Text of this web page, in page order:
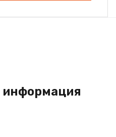
информация